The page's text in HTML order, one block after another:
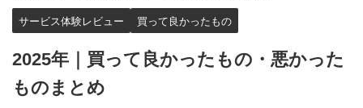
サービス体験レビュー
買って良かったもの
2025年｜買って良かったもの・悪かった
ものまとめ